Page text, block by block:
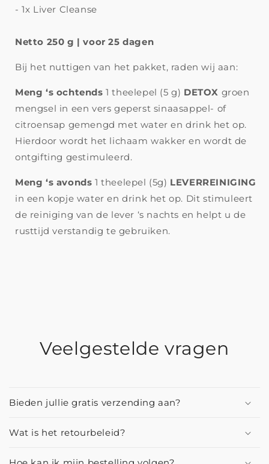
- 1x Liver Cleanse
Netto 250 g | voor 25 dagen
Bij het nuttigen van het pakket, raden wij aan:
Meng ‘s ochtends 1 theelepel (5 g) DETOX groen
mengsel in een vers geperst sinaasappel- of
citroensap gemengd met water en drink het op.
Hierdoor wordt het lichaam wakker en wordt de
ontgifting gestimuleerd.
Meng ‘s avonds 1 theelepel (5g) LEVERREINIGING
in een kopje water en drink het op. Dit stimuleert
de reiniging van de lever ‘s nachts en helpt u de
rusttijd verstandig te gebruiken.
Veelgestelde vragen
Bieden jullie gratis verzending aan?
Wat is het retourbeleid?